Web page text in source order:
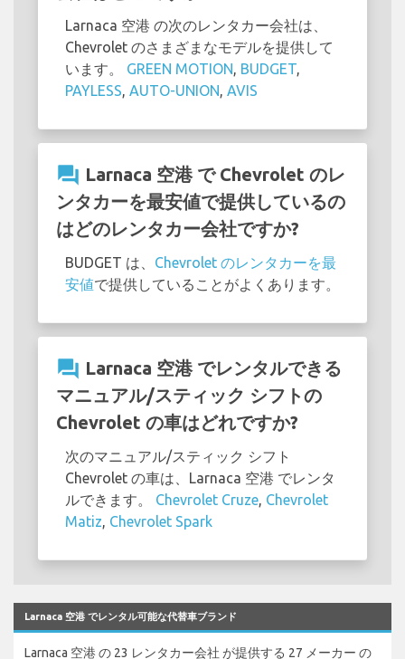
Larnaca 空港 の次のレンタカー会社は、
Chevrolet のさまざまなモデルを提供して
います。 GREEN MOTION BUDGET
PAYLESS AUTO-UNION AVIS
question_answer Larnaca 空港 で Chevrolet のレ
ンタカーを最安値で提供しているの
はどのレンタカー会社ですか?
BUDGET は、 Chevrolet のレンタカーを最
安値で提供していることがよくあります。
question_answer Larnaca 空港 でレンタルできる
マニュアル/スティック シフトの
Chevrolet の車はどれですか?
次のマニュアル/スティック シフト
Chevrolet の車は、Larnaca 空港 でレンタ
ルできます。 Chevrolet Cruze Chevrolet
Matiz Chevrolet Spark
Larnaca 空港 でレンタル可能な代替車ブランド
Larnaca 空港 の 23 レンタカー会社 が提供する 27 メーカー の